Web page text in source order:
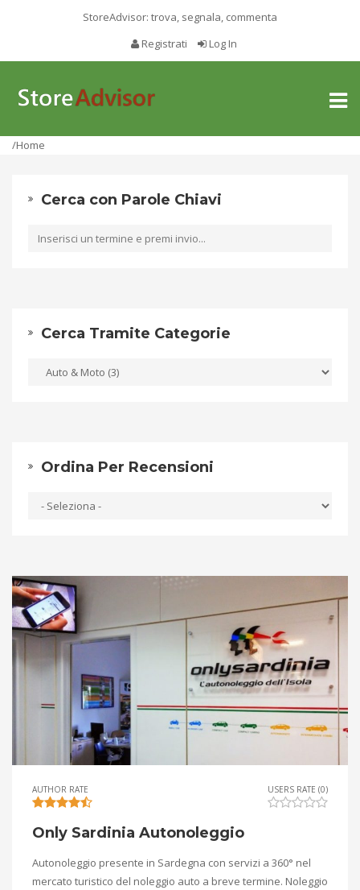
StoreAdvisor: trova, segnala, commenta
Registrati
Log In
Toggle
/Home
Cerca con Parole Chiavi
Cerca Tramite Categorie
Ordina Per Recensioni
AUTHOR RATE USERS RATE (0)
Only Sardinia Autonoleggio
Autonoleggio presente in Sardegna con servizi a 360° nel
mercato turistico del noleggio auto a breve termine. Noleggio